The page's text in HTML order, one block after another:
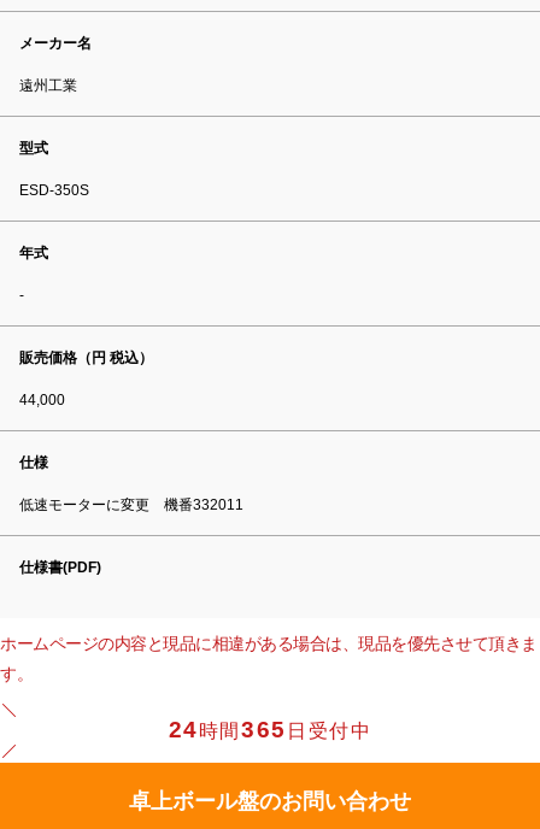
メーカー名
遠州工業
型式
ESD-350S
年式
-
販売価格（円 税込）
44,000
仕様
低速モーターに変更 機番332011
仕様書(PDF)
ホームページの内容と現品に相違がある場合は、現品を優先させて頂きま
す。
24時間365 日受付中